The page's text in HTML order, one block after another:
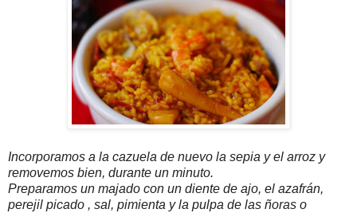
Incorporamos a la cazuela de nuevo la sepia y el arroz y
removemos bien, durante un minuto.
Preparamos un majado con un diente de ajo, el azafrán,
perejil picado , sal, pimienta y la pulpa de las ñoras o